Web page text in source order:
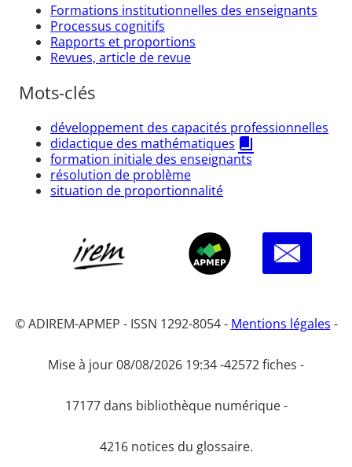
Formations institutionnelles des enseignants
Processus cognitifs
Rapports et proportions
Revues, article de revue
Mots-clés
développement des capacités professionnelles
didactique des mathématiques
formation initiale des enseignants
résolution de problème
situation de proportionnalité
© ADIREM-APMEP - ISSN 1292-8054 - Mentions légales -
Mise à jour 08/08/2026 19:34 -42572 fiches -
17177 dans bibliothèque numérique -
4216 notices du glossaire.